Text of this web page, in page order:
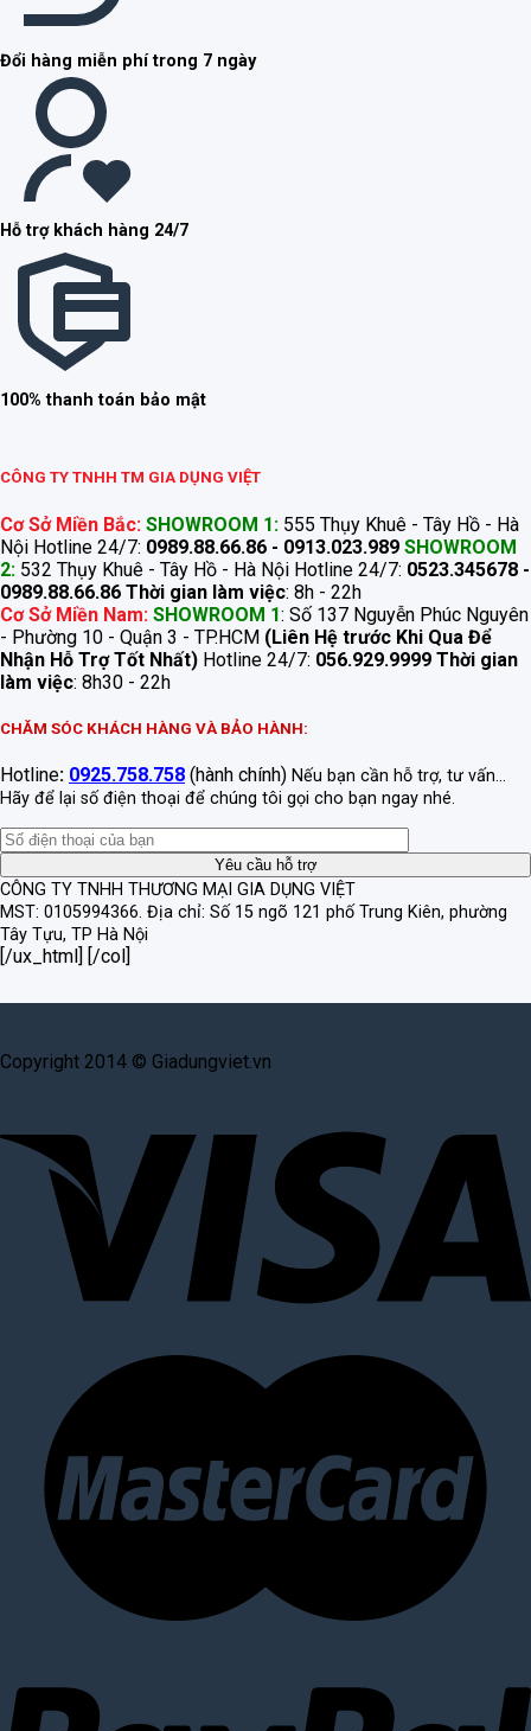
Đổi hàng miễn phí trong 7 ngày
Hỗ trợ khách hàng 24/7
100% thanh toán bảo mật
CÔNG TY TNHH TM GIA DỤNG VIỆT
Cơ Sở Miền Bắc: SHOWROOM 1: 555 Thụy Khuê - Tây Hồ - Hà
Nội Hotline 24/7: 0989.88.66.86 - 0913.023.989 SHOWROOM
2: 532 Thụy Khuê - Tây Hồ - Hà Nội Hotline 24/7: 0523.345678 -
0989.88.66.86 Thời gian làm việc: 8h - 22h
Cơ Sở Miền Nam: SHOWROOM 1: Số 137 Nguyễn Phúc Nguyên
- Phường 10 - Quận 3 - TP.HCM (Liên Hệ trước Khi Qua Để
Nhận Hỗ Trợ Tốt Nhất) Hotline 24/7: 056.929.9999 Thời gian
làm việc: 8h30 - 22h
CHĂM SÓC KHÁCH HÀNG VÀ BẢO HÀNH:
Hotline: 0925.758.758 (hành chính) Nếu bạn cần hỗ trợ, tư vấn...
Hãy để lại số điện thoại để chúng tôi gọi cho bạn ngay nhé.
CÔNG TY TNHH THƯƠNG MẠI GIA DỤNG VIỆT
MST: 0105994366. Địa chỉ: Số 15 ngõ 121 phố Trung Kiên, phường
Tây Tựu, TP Hà Nội
[/ux_html] [/col]
Copyright 2014 © Giadungviet.vn